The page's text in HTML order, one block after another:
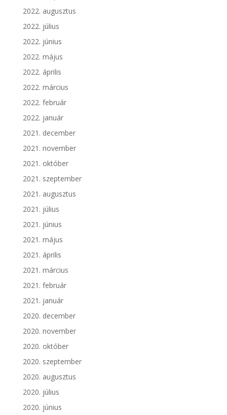
2022. augusztus
2022. július
2022. június
2022. május
2022. április
2022. március
2022. február
2022. január
2021. december
2021. november
2021. október
2021. szeptember
2021. augusztus
2021. július
2021. június
2021. május
2021. április
2021. március
2021. február
2021. január
2020. december
2020. november
2020. október
2020. szeptember
2020. augusztus
2020. július
2020. június